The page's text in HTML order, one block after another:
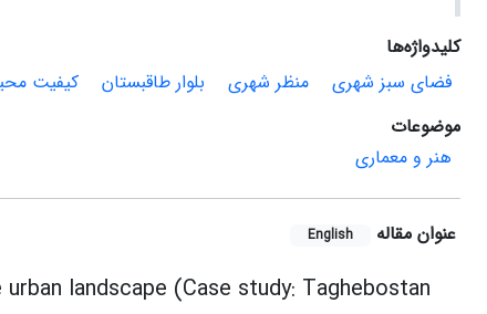
کلیدواژه‌ها
فضای سبز شهری
منظر شهری بلوار طاقبستان کیفیت
موضوعات
هنر و معماری
عنوان مقاله English
landscape (Case study: Taghebostan